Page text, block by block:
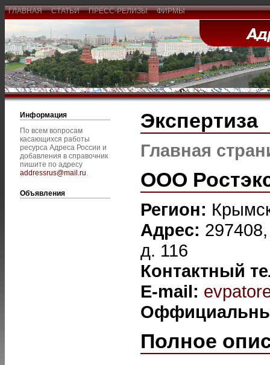
ГЛАВНАЯ СТАТЬИ ПРЕСС-РЕЛИЗЫ ФИРМЫ
Информация
По всем вопросам
касающихся работы
ресурса Адреса России и
добавления в справочник
пишите по адресу
addressrus@mail.ru.
Объявления
Экспертиза
Главная
ООО
Регион:
Адрес:
д. 116
Контактный
E-mail:
Полное